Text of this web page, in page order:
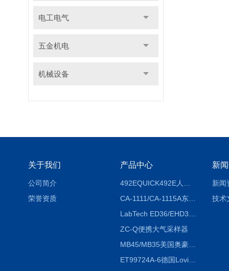
电工电气
五金机电
机械设备
关于我们
公司简介
荣誉资质
产品中心
CA-1111/CA-1115A东京理化EYELA CA-1111/CA-1115A冷却水循环装置
ZC-Q便携大气采样器
MB45/MB35美国奥豪斯OHAUS MB45/MB35卤素红外水分测定仪
ET99724A-6德国Lovibond ET99724A-6微电脑BOD测定仪
新
新闻
技术